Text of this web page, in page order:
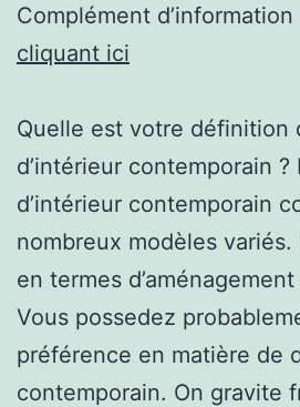
Complément
cliquant ici
Quelle est votre définition
d’intérieur contemporain ?
d’intérieur contemporain
nombreux modèles
en termes
Vous possedez
préférence en matière de
contemporain. On gravite